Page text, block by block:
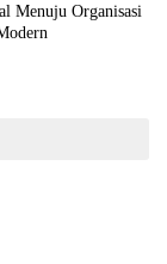
Menuju Organisasi